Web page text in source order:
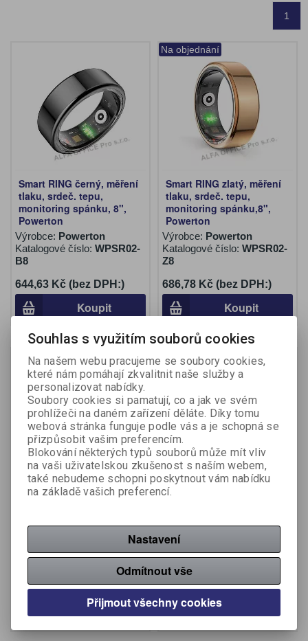
1
Smart RING černý, měření
tlaku, srdeč. tepu,
monitoring spánku, 8",
Powerton
Výrobce: Powerton
Katalogové číslo: WPSR02-
B8
644,63 Kč (bez DPH:)
Koupit
Na objednání
Smart RING zlatý, měření
tlaku, srdeč. tepu,
monitoring spánku,8",
Powerton
Výrobce: Powerton
Katalogové číslo: WPSR02-
Z8
686,78 Kč (bez DPH:)
Koupit
Smart RING černý, měření
Powerton
Katalogové číslo:WPSR02-
686,78 Kč (bez DPH:)
Koupit
Smart RING zlatý, měření
Powerton
Výrobce:
Katalogové číslo:WPSR02-
Z9
686,78 Kč (bez DPH:)
Koupit
Souhlas s využitím souborů cookies
Na našem webu pracujeme se soubory cookies,
které nám pomáhají zkvalitnit naše služby a
personalizovat nabídky.
Soubory cookies si pamatují, co a jak ve svém
prohlížeči na daném zařízení děláte. Díky tomu
webová stránka funguje podle vás a je schopná se
přizpůsobit vašim preferencím.
Blokování některých typů souborů může mít vliv
na vaši uživatelskou zkušenost s naším webem,
také nebudeme schopni poskytnout vám nabídku
na základě vašich preferencí.
Nastavení
Odmítnout vše
Přijmout všechny cookies